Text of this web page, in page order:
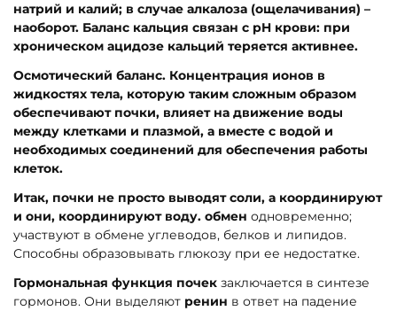
натрий и калий; в случае алкалоза (ощелачивания) –
наоборот. Баланс кальция связан с pH крови: при
хроническом ацидозе кальций теряется активнее.
Осмотический баланс. Концентрация ионов в
жидкостях тела, которую таким сложным образом
обеспечивают почки, влияет на движение воды
между клетками и плазмой, а вместе с водой и
необходимых соединений для обеспечения работы
клеток.
Итак, почки не просто выводят соли, а координируют
и они, координируют воду. обмен одновременно;
участвуют в обмене углеводов, белков и липидов.
Способны образовывать глюкозу при ее недостатке.
Гормональная функция почек заключается в синтезе
гормонов. Они выделяют ренин в ответ на падение